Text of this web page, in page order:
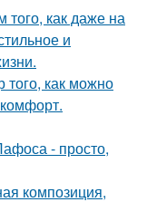
как даже на
и
как можно
- просто,
композиция,